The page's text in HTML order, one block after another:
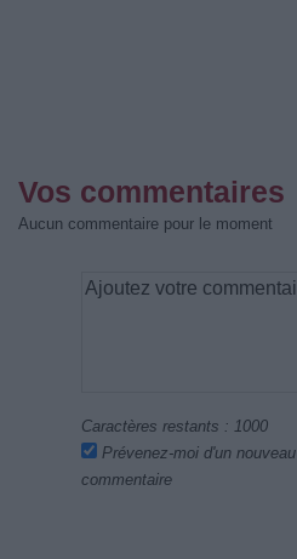
Vos commentaires
Aucun commentaire pour le moment
Caractères restants : 1000
Prévenez-moi d'un nouveau
commentaire